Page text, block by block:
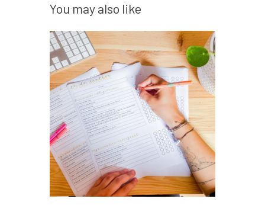
You may also like